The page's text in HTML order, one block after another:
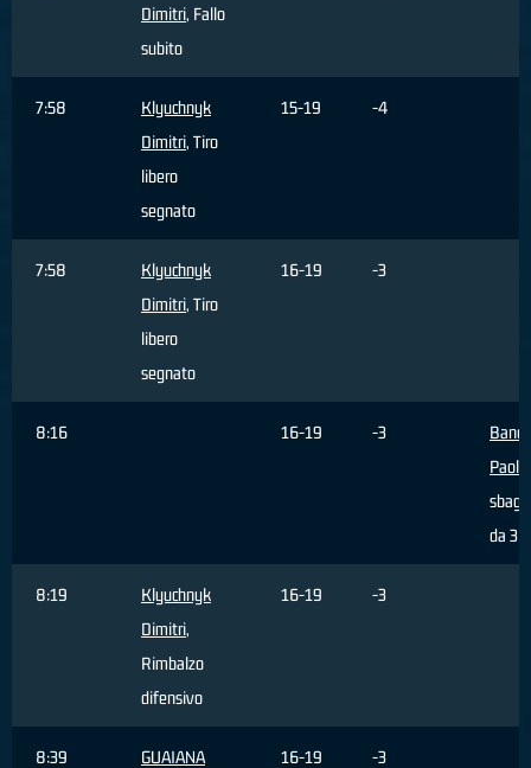
Dimitri, Fallo
subito
7:58
Klyuchnyk
Dimitri, Tiro
libero
segnato
15-19 -4
7:58
Klyuchnyk
Dimitri, Tiro
libero
segnato
16-19 -3
8:16 16-19 -3
Paolo
da 3
8:19
Klyuchnyk
Dimitri,
Rimbalzo
difensivo
16-19 -3
8:39
GUAIANA
16-19 -3